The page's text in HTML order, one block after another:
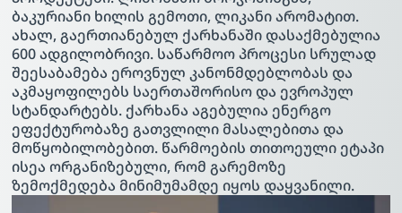
ბაკურიანი ხილის გემოთი, ლიკანი არომატით.
ახალ, გაერთიანებულ ქარხანაში დასაქმებულია
600 ადგილობრივი. საწარმოო პროცესი სრულად
შეესაბამება ეროვნულ კანონმდებლობას და
აკმაყოფილებს საერთაშორისო და ევროპულ
სტანდარტებს. ქარხანა აგებულია ენერგო
ეფექტურობაზე გათვლილი მასალებითა და
მოწყობილობებით. წარმოების თითოეული ეტაპი
ისეა ორგანიზებული, რომ გარემოზე
ზემოქმედება მინიმუმამდე იყოს დაყვანილი.